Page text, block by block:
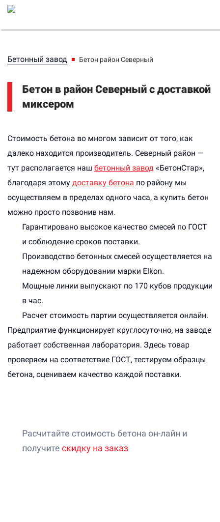
Бетонный завод Бетон район Северный
Бетон в район Северный с доставкой
миксером
Стоимость бетона во многом зависит от того, как
далеко находится производитель. Северный район —
тут располагается наш бетонный завод «БетонСтар»,
благодаря этому доставку бетона по району мы
осуществляем в пределах одного часа, а купить бетон
можно просто позвонив нам.
Гарантировано высокое качество смесей по ГОСТ
и соблюдение сроков поставки.
Производство бетонных смесей осуществляется на
надежном оборудовании марки Elkon.
Мощные линии выпускают по 170 кубов продукции
в час.
Расчет стоимость партии осуществляется онлайн.
Предприятие функционирует круглосуточно, на заводе
работает собственная лаборатория. Здесь товар
проверяем на соответствие ГОСТ, тестируем образцы
бетона, оцениваем качество каждой поставки.
Расчитайте стоимость бетона он-лайн и
получите скидку на заказ